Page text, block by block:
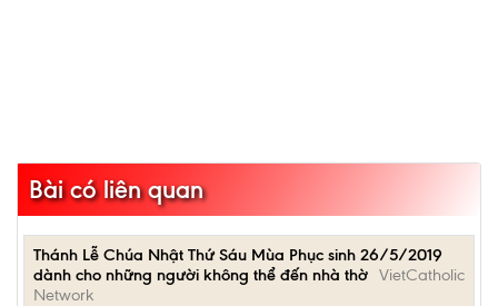
Bài có liên quan
Thánh Lễ Chúa Nhật Thứ Sáu Mùa Phục sinh 26/5/2019
dành cho những người không thể đến nhà thờ VietCatholic
Network